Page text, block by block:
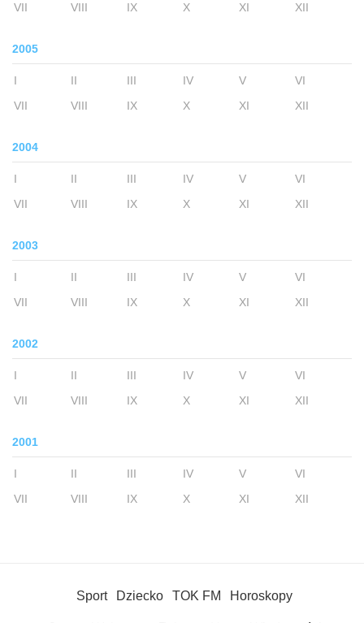
VII
VIII IX X XI XII
2005
I II III IV V
VI
VII
VIII IX X XI XII
2004
I II III IV V
VI
VII
VIII IX X XI XII
2003
I II III IV V
VI
VII
VIII IX X XI XII
2002
I II III IV V
VI
VII
VIII IX X XI XII
2001
I II III IV V
VI
VII
VIII IX X XI XII
Sport Dziecko TOK FM Horoskopy